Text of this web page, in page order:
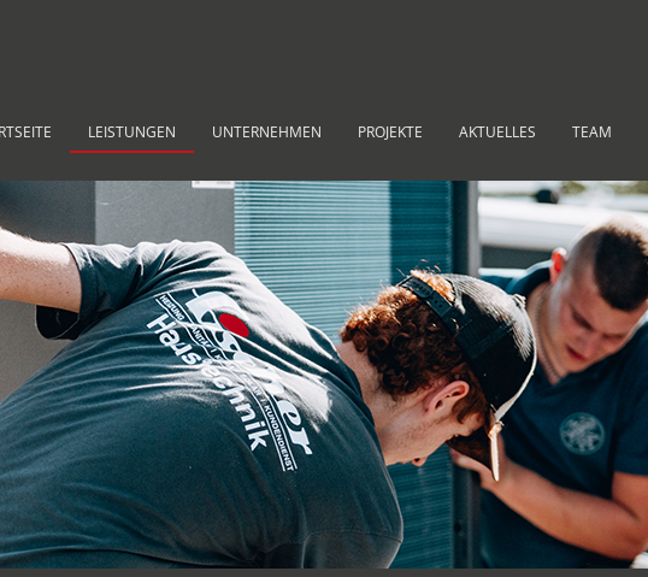
LEISTUNGEN UNTERNEHMEN PROJEKTE AKTUELLES TEAM